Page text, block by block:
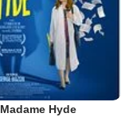
Madame Hyde